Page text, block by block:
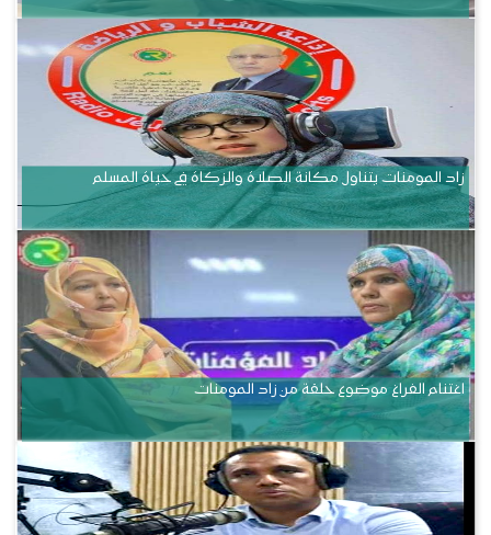
زاد المومنات يتناول مكانة الصلاة والزكاة في حياة المسلم
اغتنام الفراغ موضوع حلقة من زاد المومنات